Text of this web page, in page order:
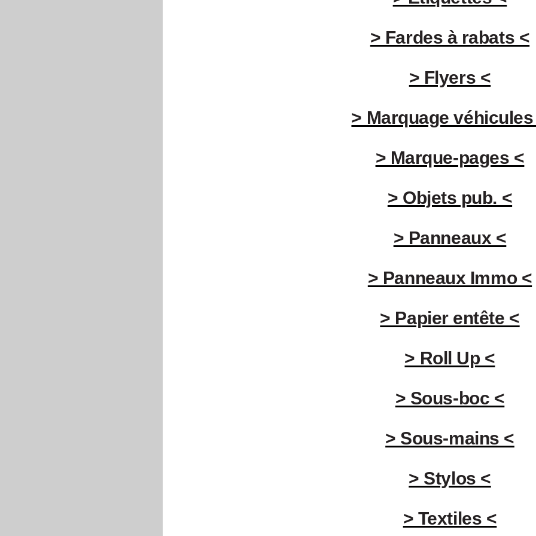
> Fardes à rabats <
> Flyers <
> Marquage
> Marque-pages <
> Objets pub. <
> Panneaux <
> Panneaux Immo <
> Papier entête <
> Roll Up <
> Sous-boc <
> Sous-mains <
> Stylos <
> Textiles <